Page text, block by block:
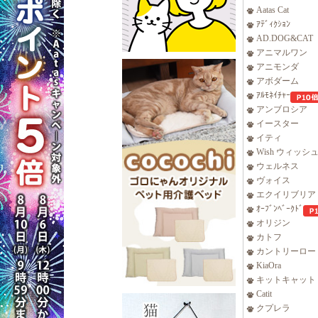
Aatas Cat
ｱﾃﾞｨｸｼｮﾝ
AD.DOG&CAT
アニマルワン
アニモンダ
アボダーム
ｱﾙﾓﾈｲﾁｬｰ
アンブロシア
イースター
イティ
Wish ウィッシュ
ウェルネス
ヴォイス
エクイリブリア
ｵｰﾌﾞﾝﾍﾞｰｸﾄﾞ
オリジン
カトフ
カントリーロー
KiaOra
キットキャット
Catit
クプレラ